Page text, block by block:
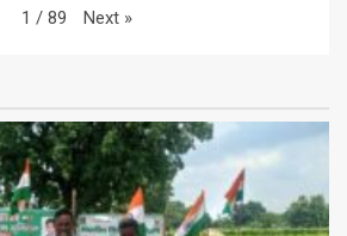
1 / 89 Next »